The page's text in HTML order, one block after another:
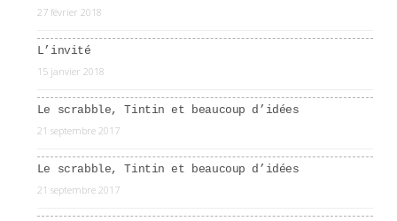
27 février 2018
L’invité
15 janvier 2018
Le scrabble, Tintin et beaucoup d’idées
21 septembre 2017
Le scrabble, Tintin et beaucoup d’idées
21 septembre 2017